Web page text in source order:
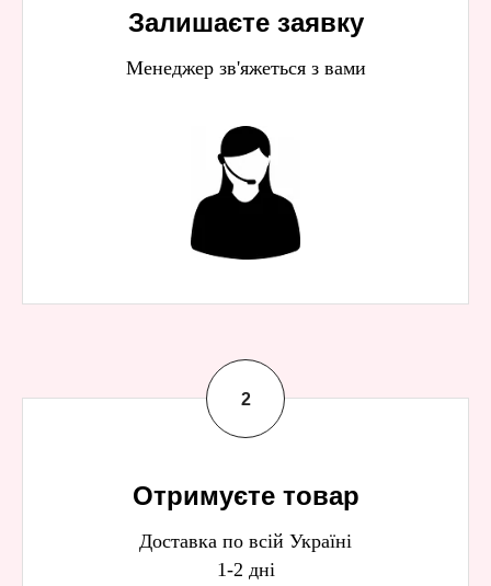
Залишаєте заявку
Менеджер зв'яжеться з вами
Отримуєте товар
Доставка по всій Україні
1-2 дні